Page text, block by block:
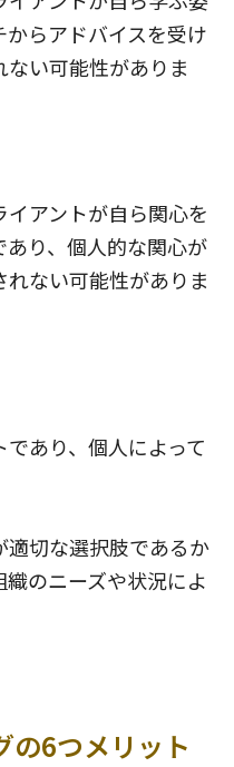
らアドバイスを受け
い可能性がありま
アントが自ら関心を
り、個人的な関心が
ない可能性がありま
あり、個人によって
適切な選択肢であるか
のニーズや状況によ
の6つメリット